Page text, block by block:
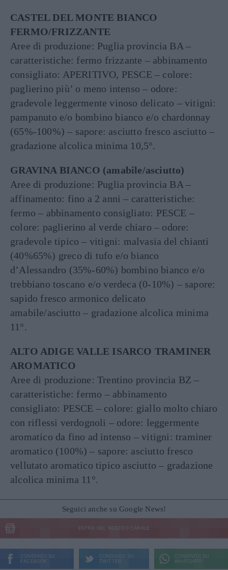
CASTEL DEL MONTE BIANCO
FERMO/FRIZZANTE
Aree di produzione: Puglia provincia BA –
caratteristiche: fermo frizzante – abbinamento
consigliato: APERITIVO, PESCE – colore:
paglierino più’ o meno intenso – odore:
gradevole leggermente vinoso delicato – vitigni:
pampanuto e/o bombino bianco e/o chardonnay
(65%-100%) – sapore: asciutto fresco asciutto –
gradazione alcolica minima 10,5°.
GRAVINA BIANCO (amabile/asciutto)
Aree di produzione: Puglia provincia BA –
affinamento: fino a 2 anni – caratteristiche:
fermo – abbinamento consigliato: PESCE –
colore: paglierino al verde chiaro – odore:
gradevole tipico – vitigni: malvasia del chianti
(40%65%) greco di tufo e/o bianco
d’Alessandro (35%-60%) bombino bianco e/o
trebbiano toscano e/o verdeca (0-10%) – sapore:
sapido fresco armonico delicato
amabile/asciutto – gradazione alcolica minima
11°.
ALTO ADIGE VALLE ISARCO TRAMINER
AROMATICO
Aree di produzione: Trentino provincia BZ –
caratteristiche: fermo – abbinamento
consigliato: PESCE – colore: giallo molto chiaro
con riflessi verdognoli – odore: leggermente
aromatico da fino ad intenso – vitigni: traminer
aromatico (100%) – sapore: asciutto fresco
vellutato aromatico tipico asciutto – gradazione
alcolica minima 11°.
Seguici anche su Google News!
ENTRA NEL NOSTRO CANALE
CONDIVIDI SU
FACEBOOK
CONDIVIDI SU
TWITTER
CONDIVIDI SU
WHATSAPP